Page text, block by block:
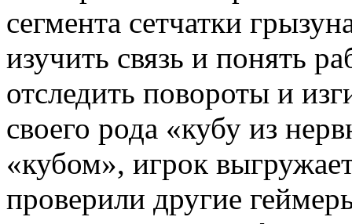
сегмента сетчатки
изучить связь и понять
отследить повороты и
своего рода «кубу из
«кубом», игрок
проверили другие